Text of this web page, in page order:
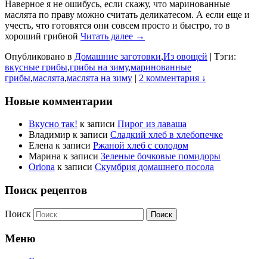
Наверное я не ошибусь, если скажу, что маринованные
маслята по праву можно считать деликатесом. А если еще и
учесть, что готовятся они совсем просто и быстро, то в
хороший грибной Читать далее →
Опубликовано в Домашние заготовки,Из овощей | Тэги:
вкусные грибы,грибы на зиму,маринованные
грибы,маслята,маслята на зиму | 2 комментария ↓
Новые комментарии
Вкусно так! к записи Пирог из лаваша
Владимир к записи Сладкий хлеб в хлебопечке
Елена к записи Ржаной хлеб с солодом
Марина к записи Зеленые бочковые помидоры
Oriona к записи Скумбрия домашнего посола
Поиск рецептов
Поиск
Меню